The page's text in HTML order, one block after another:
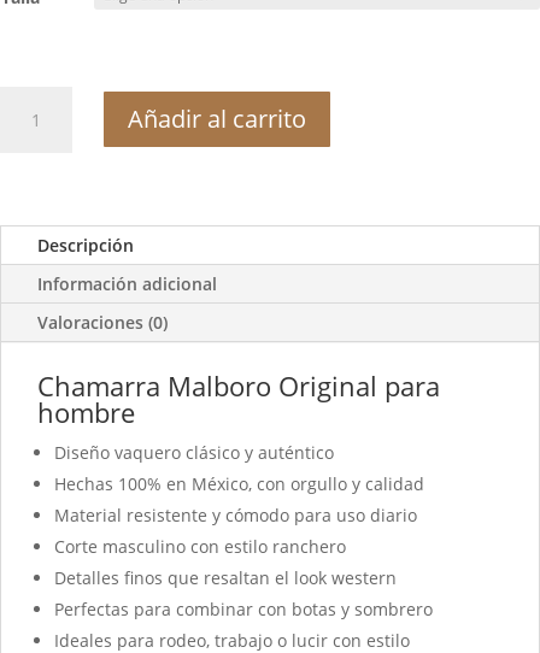
Malboro
cantidad
Añadir al carrito
Descripción
Información adicional
Valoraciones (0)
Chamarra Malboro Original para
hombre
Diseño vaquero clásico y auténtico
Hechas 100% en México, con orgullo y calidad
Material resistente y cómodo para uso diario
Corte masculino con estilo ranchero
Detalles finos que resaltan el look western
Perfectas para combinar con botas y sombrero
Ideales para rodeo, trabajo o lucir con estilo